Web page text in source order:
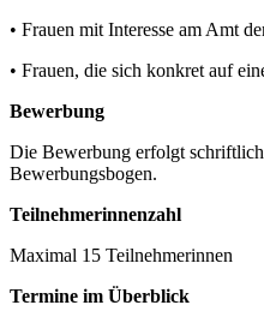
• Frauen mit Interesse am Amt
• Frauen, die sich konkret auf
Bewerbung
Die Bewerbung erfolgt
Bewerbungsbogen.
Teilnehmerinnenzahl
Maximal 15 Teilnehmerinnen
Termine im Überblick